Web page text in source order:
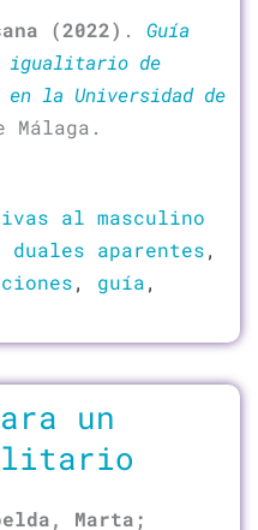
(2022) . Guía
igualitario de
la Universidad de
Málaga.
al masculino
duales aparentes,
, guía,
un
Marta;